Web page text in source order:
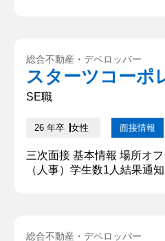
【深堀質問回答】 アルバイ
に行ったことがあり、あま
ここで働くことを決...
総合不動産・デベロッパー
スターツコーポ
SE職
26 年卒 女性 面接情報
三次面接 基本情報 場所オ
（人事）学生数1人結果通
総合不動産・デベロッパー